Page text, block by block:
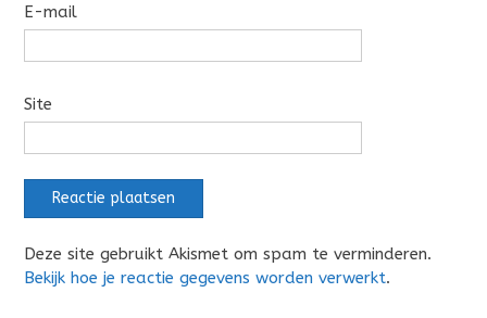
E-mail
Site
Deze site gebruikt Akismet om spam te verminderen.
Bekijk hoe je reactie gegevens worden verwerkt.